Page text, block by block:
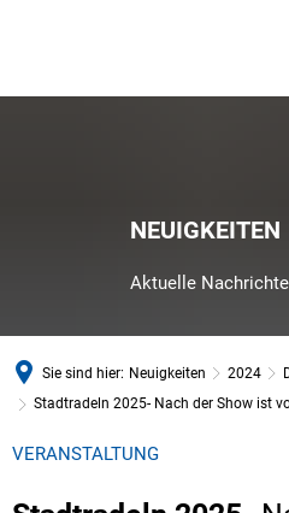
NEUIGKEITEN
Aktuelle
Sie sind hier: Neuigkeiten 2024
Stadtradeln 2025- Nach der Show ist
VERANSTALTUNG